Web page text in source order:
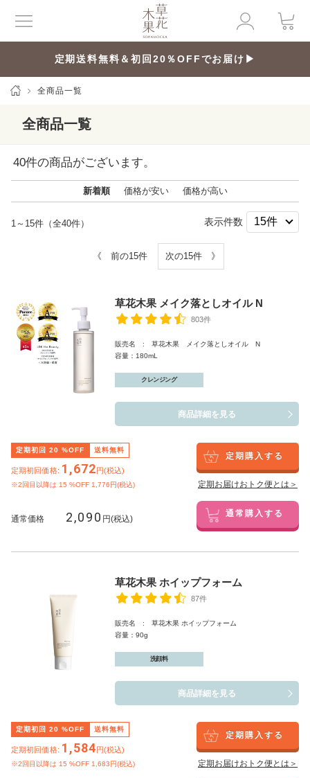
定期送料無料＆初回20％OFFでお届け▶
全商品一覧
全商品一覧
40件の商品がございます。
新着順 価格が安い 価格が高い
1～15件（全40件） 表示件数
《 前の15件 次の15件 》
草花木果 メイク落としオイル N
803件
販売名 : 草花木果 メイク落としオイル N
容量：180mL
クレンジング
商品詳細を見る
定期初回 20 %OFF 送料無料
定期初回価格: 1,672円(税込)
※2回目以降は 15 %OFF 1,776円(税込)
定期購入する
定期お届けおトク便とは＞
通常価格 2,090 円(税込) 通常購入する
草花木果 ホイップフォーム
87件
販売名 : 草花木果 ホイップフォーム
容量：90g
洗顔料
商品詳細を見る
定期初回 20 %OFF 送料無料
定期初回価格: 1,584円(税込)
※2回目以降は 15 %OFF 1,683円(税込)
定期購入する
定期お届けおトク便とは＞